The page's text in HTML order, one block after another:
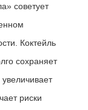
советует
. Коктейль
сохраняет
риски